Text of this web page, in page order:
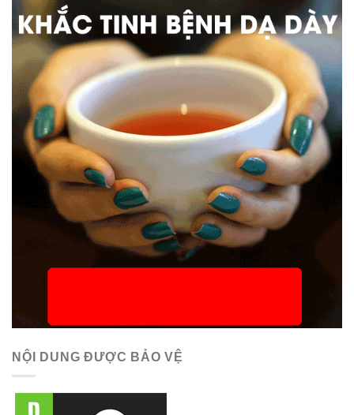
NỘI DUNG ĐƯỢC BẢO VỆ